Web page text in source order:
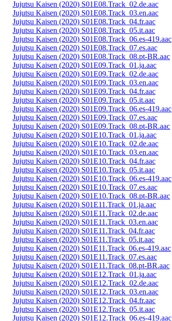
Jujutsu Kaisen (2020) S01E08.Track_02.de.aac
Jujutsu Kaisen (2020) S01E08.Track_03.en.aac
Jujutsu Kaisen (2020) S01E08.Track_04.fr.aac
Jujutsu Kaisen (2020) S01E08.Track_05.it.aac
Jujutsu Kaisen (2020) S01E08.Track_06.es-419.aac
Jujutsu Kaisen (2020) S01E08.Track_07.es.aac
Jujutsu Kaisen (2020) S01E08.Track_08.pt-BR.aac
Jujutsu Kaisen (2020) S01E09.Track_01.ja.aac
Jujutsu Kaisen (2020) S01E09.Track_02.de.aac
Jujutsu Kaisen (2020) S01E09.Track_03.en.aac
Jujutsu Kaisen (2020) S01E09.Track_04.fr.aac
Jujutsu Kaisen (2020) S01E09.Track_05.it.aac
Jujutsu Kaisen (2020) S01E09.Track_06.es-419.aac
Jujutsu Kaisen (2020) S01E09.Track_07.es.aac
Jujutsu Kaisen (2020) S01E09.Track_08.pt-BR.aac
Jujutsu Kaisen (2020) S01E10.Track_01.ja.aac
Jujutsu Kaisen (2020) S01E10.Track_02.de.aac
Jujutsu Kaisen (2020) S01E10.Track_03.en.aac
Jujutsu Kaisen (2020) S01E10.Track_04.fr.aac
Jujutsu Kaisen (2020) S01E10.Track_05.it.aac
Jujutsu Kaisen (2020) S01E10.Track_06.es-419.aac
Jujutsu Kaisen (2020) S01E10.Track_07.es.aac
Jujutsu Kaisen (2020) S01E10.Track_08.pt-BR.aac
Jujutsu Kaisen (2020) S01E11.Track_01.ja.aac
Jujutsu Kaisen (2020) S01E11.Track_02.de.aac
Jujutsu Kaisen (2020) S01E11.Track_03.en.aac
Jujutsu Kaisen (2020) S01E11.Track_04.fr.aac
Jujutsu Kaisen (2020) S01E11.Track_05.it.aac
Jujutsu Kaisen (2020) S01E11.Track_06.es-419.aac
Jujutsu Kaisen (2020) S01E11.Track_07.es.aac
Jujutsu Kaisen (2020) S01E11.Track_08.pt-BR.aac
Jujutsu Kaisen (2020) S01E12.Track_01.ja.aac
Jujutsu Kaisen (2020) S01E12.Track_02.de.aac
Jujutsu Kaisen (2020) S01E12.Track_03.en.aac
Jujutsu Kaisen (2020) S01E12.Track_04.fr.aac
Jujutsu Kaisen (2020) S01E12.Track_05.it.aac
Jujutsu Kaisen (2020) S01E12.Track_06.es-419.aac